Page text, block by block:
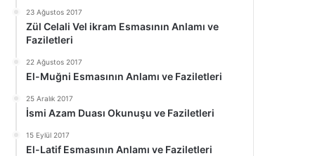
23 Ağustos 2017
Zül Celali Vel ikram Esmasının Anlamı ve
Faziletleri
22 Ağustos 2017
El-Muğni Esmasının Anlamı ve Faziletleri
25 Aralık 2017
İsmi Azam Duası Okunuşu ve Faziletleri
15 Eylül 2017
El-Latif Esmasının Anlamı ve Faziletleri